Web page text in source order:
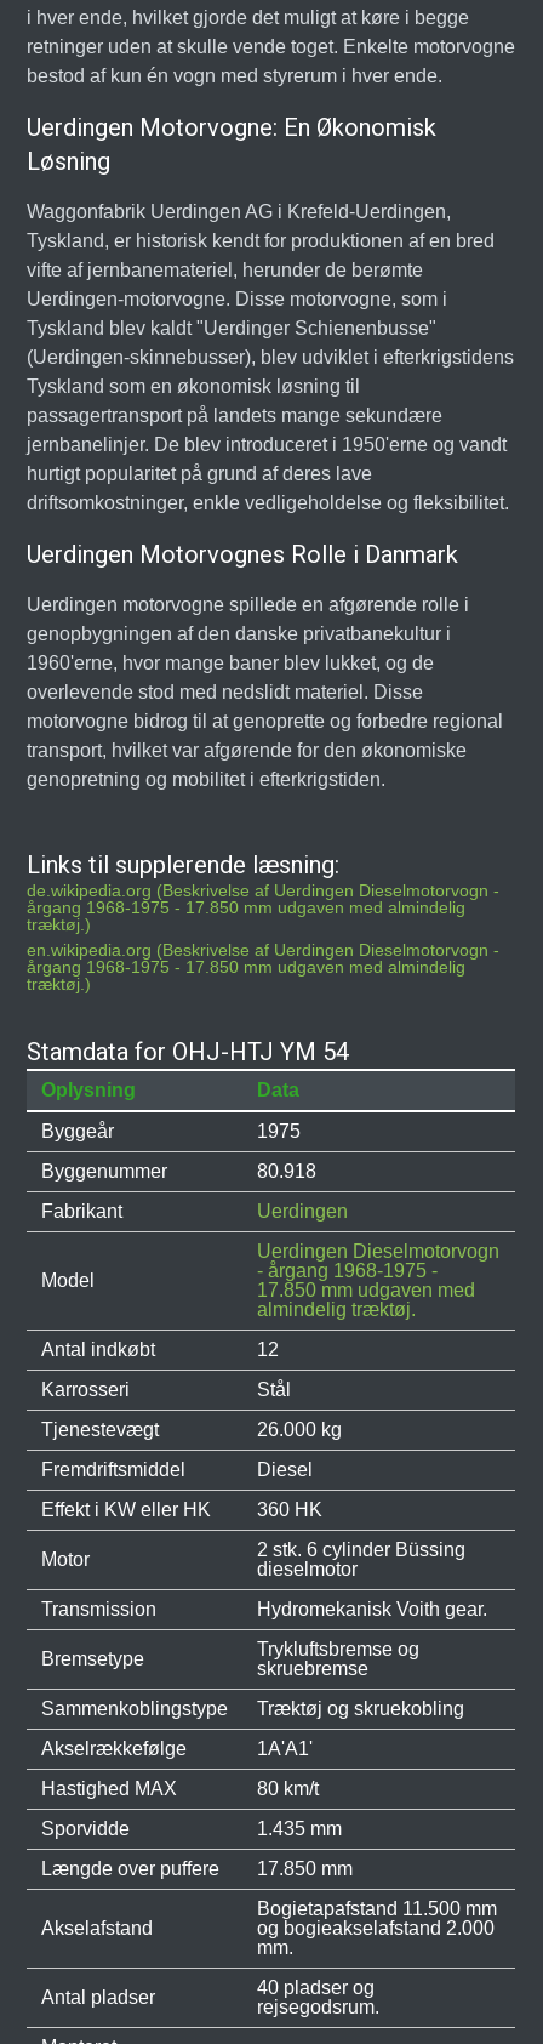
i hver ende, hvilket gjorde det muligt at køre i begge
retninger uden at skulle vende toget. Enkelte motorvogne
bestod af kun én vogn med styrerum i hver ende.
Uerdingen Motorvogne: En Økonomisk
Løsning
Waggonfabrik Uerdingen AG i Krefeld-Uerdingen,
Tyskland, er historisk kendt for produktionen af en bred
vifte af jernbanemateriel, herunder de berømte
Uerdingen-motorvogne. Disse motorvogne, som i
Tyskland blev kaldt "Uerdinger Schienenbusse"
(Uerdingen-skinnebusser), blev udviklet i efterkrigstidens
Tyskland som en økonomisk løsning til
passagertransport på landets mange sekundære
jernbanelinjer. De blev introduceret i 1950'erne og vandt
hurtigt popularitet på grund af deres lave
driftsomkostninger, enkle vedligeholdelse og fleksibilitet.
Uerdingen Motorvognes Rolle i Danmark
Uerdingen motorvogne spillede en afgørende rolle i
genopbygningen af den danske privatbanekultur i
1960'erne, hvor mange baner blev lukket, og de
overlevende stod med nedslidt materiel. Disse
motorvogne bidrog til at genoprette og forbedre regional
transport, hvilket var afgørende for den økonomiske
genopretning og mobilitet i efterkrigstiden.
Links til supplerende læsning:
de.wikipedia.org (Beskrivelse af Uerdingen Dieselmotorvogn -
årgang 1968-1975 - 17.850 mm udgaven med almindelig
træktøj.)
en.wikipedia.org (Beskrivelse af Uerdingen Dieselmotorvogn -
årgang 1968-1975 - 17.850 mm udgaven med almindelig
træktøj.)
Stamdata for OHJ-HTJ YM 54
Oplysning
Data
Byggeår
1975
Byggenummer
80.918
Fabrikant
Uerdingen
Model
Uerdingen Dieselmotorvogn
- årgang 1968-1975 -
17.850 mm udgaven med
almindelig træktøj.
Antal indkøbt
12
Karrosseri
Stål
Tjenestevægt
26.000 kg
Fremdriftsmiddel
Diesel
Effekt i KW eller HK
360 HK
Motor
2 stk. 6 cylinder Büssing
dieselmotor
Transmission
Hydromekanisk Voith gear.
Bremsetype
Trykluftsbremse og
skruebremse
Sammenkoblingstype
Træktøj og skruekobling
Akselrækkefølge
1A'A1'
Hastighed MAX
80 km/t
Sporvidde
1.435 mm
Længde over puffere
17.850 mm
Akselafstand
Bogietapafstand 11.500 mm
og bogieakselafstand 2.000
mm.
Antal pladser
40 pladser og
rejsegodsrum.